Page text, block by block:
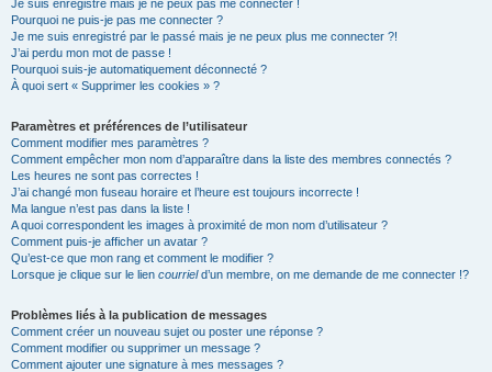
Je suis enregistré mais je ne peux pas me connecter !
Pourquoi ne puis-je pas me connecter ?
Je me suis enregistré par le passé mais je ne peux plus me connecter ?!
J’ai perdu mon mot de passe !
Pourquoi suis-je automatiquement déconnecté ?
À quoi sert « Supprimer les cookies » ?
Paramètres et préférences de l’utilisateur
Comment modifier mes paramètres ?
Comment empêcher mon nom d’apparaître dans la liste des membres connectés ?
Les heures ne sont pas correctes !
J’ai changé mon fuseau horaire et l’heure est toujours incorrecte !
Ma langue n’est pas dans la liste !
A quoi correspondent les images à proximité de mon nom d’utilisateur ?
Comment puis-je afficher un avatar ?
Qu’est-ce que mon rang et comment le modifier ?
Lorsque je clique sur le lien courrield’un membre, on me demande de me connecter !?
Problèmes liés à la publication de messages
Comment créer un nouveau sujet ou poster une réponse ?
Comment modifier ou supprimer un message ?
Comment ajouter une signature à mes messages ?